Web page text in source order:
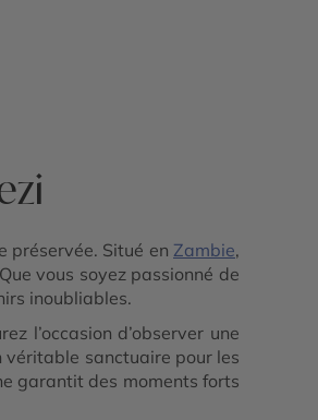
préservée. Situé en Zambie,
vous soyez passionné de
inoubliables.
l’occasion d’observer une
véritable sanctuaire pour les
garantit des moments forts